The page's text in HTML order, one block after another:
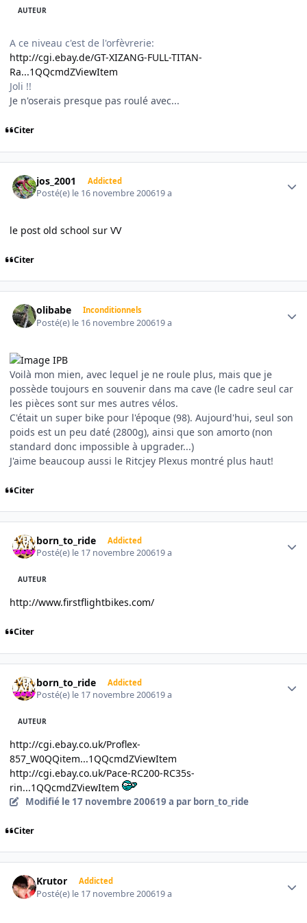
AUTEUR
A ce niveau c'est de l'orfèvrerie:
http://cgi.ebay.de/GT-XIZANG-FULL-TITAN-
Ra...1QQcmdZViewItem
Joli !!
Je n'oserais presque pas roulé avec...
Citer
jos_2001 Addicted
Posté(e) le 16 novembre 200619 a
le post old school sur VV
Citer
olibabe Inconditionnels
Posté(e) le 16 novembre 200619 a
Voilà mon mien, avec lequel je ne roule plus, mais que je
possède toujours en souvenir dans ma cave (le cadre seul car
les pièces sont sur mes autres vélos.
C'était un super bike pour l'époque (98). Aujourd'hui, seul son
poids est un peu daté (2800g), ainsi que son amorto (non
standard donc impossible à upgrader...)
J'aime beaucoup aussi le Ritcjey Plexus montré plus haut!
Citer
born_to_ride Addicted
Posté(e) le 17 novembre 200619 a
AUTEUR
http://www.firstflightbikes.com/
Citer
born_to_ride Addicted
Posté(e) le 17 novembre 200619 a
AUTEUR
http://cgi.ebay.co.uk/Proflex-
857_W0QQitem...1QQcmdZViewItem
http://cgi.ebay.co.uk/Pace-RC200-RC35s-
rin...1QQcmdZViewItem
Modifié le 17 novembre 200619 a par born_to_ride
Citer
Krutor Addicted
Posté(e) le 17 novembre 200619 a